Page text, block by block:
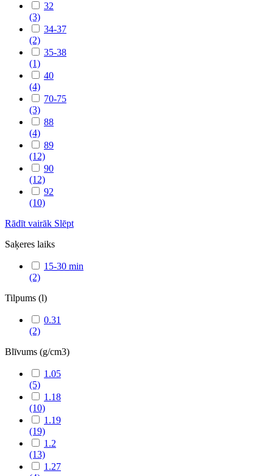
32
(3)
34-37
(2)
35-38
(1)
40
(4)
70-75
(3)
88
(4)
89
(12)
90
(12)
92
(10)
Rādīt vairāk Slēpt
Saķeres laiks
15-30 min
(2)
Tilpums (l)
0.31
(2)
Blīvums (g/cm3)
1.05
(5)
1.18
(10)
1.19
(19)
1.2
(13)
1.27